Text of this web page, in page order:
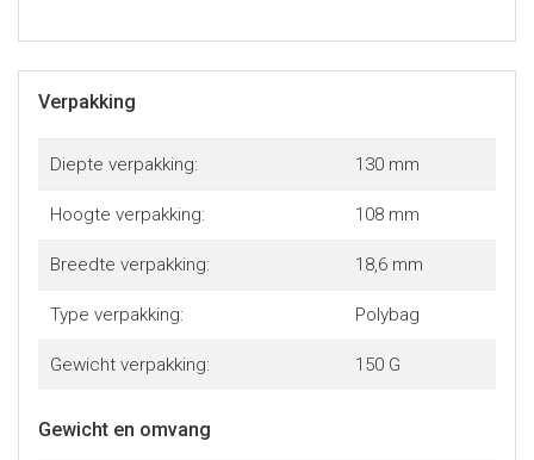
Verpakking
Diepte verpakking: 130 mm
Hoogte verpakking: 108 mm
Breedte verpakking: 18,6 mm
Type verpakking: Polybag
Gewicht verpakking: 150 G
Gewicht en omvang